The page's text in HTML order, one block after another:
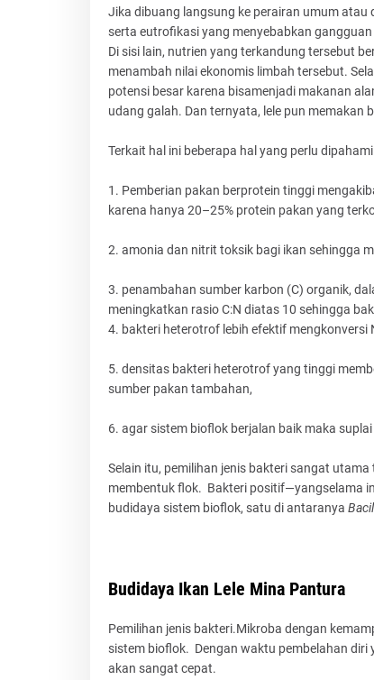
Jika dibuang langsung ke perairan umum atau
serta eutrofikasi yang menyebabkan
Di sisi lain, nutrien yang terkandung tersebut
menambah nilai ekonomis limbah tersebut.
potensi besar karena bisamenjadi makanan
udang galah. Dan ternyata, lele pun
Terkait hal ini beberapa hal yang perlu
1. Pemberian pakan berprotein tinggi
karena hanya 20–25% protein pakan yang
2. amonia dan nitrit toksik bagi ikan sehingga
3. penambahan sumber karbon (C) organik,
meningkatkan rasio C:N diatas 10 sehingga
4. bakteri heterotrof lebih efektif
5. densitas bakteri heterotrof yang tinggi
sumber pakan tambahan,
6. agar sistem bioflok berjalan baik maka
Selain itu, pemilihan jenis bakteri sangat
membentuk flok. Bakteri positif—yangselama
budidaya sistem bioflok, satu di antaranya
Budidaya Ikan Lele Mina Pantura
Pemilihan jenis bakteri.Mikroba dengan
sistem bioflok. Dengan waktu pembelahan diri
akan sangat cepat.